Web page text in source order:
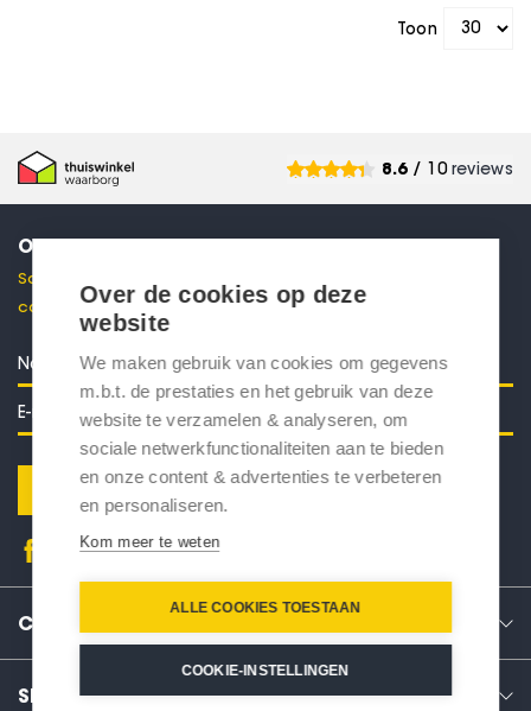
Toon
8.6/ 10 reviews
ONTVANG 10% KORTING
Schrijf je in voor onze nieuwsbrief en ontvang direct een
code voor 10% korting in je mailbox.
Verstuur
CONTACT
SERVICE
Over de cookies op deze
website
We maken gebruik van cookies om gegevens
m.b.t. de prestaties en het gebruik van deze
website te verzamelen & analyseren, om
sociale netwerkfunctionaliteiten aan te bieden
en onze content & advertenties te verbeteren
en personaliseren.
Kom meer te weten
ALLE COOKIES TOESTAAN
COOKIE-INSTELLINGEN